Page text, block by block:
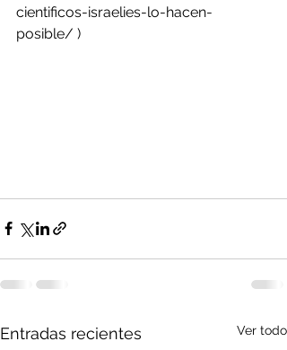
cientificos-israelies-lo-hacen-
posible/ )
Entradas recientes Ver todo